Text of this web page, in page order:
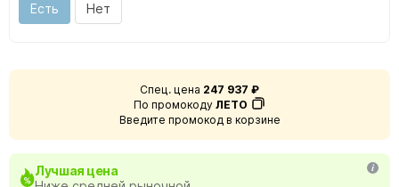
Есть Нет
Спец. цена 247 937 ₽
По промокоду ЛЕТО
Введите промокод в корзине
Лучшая цена